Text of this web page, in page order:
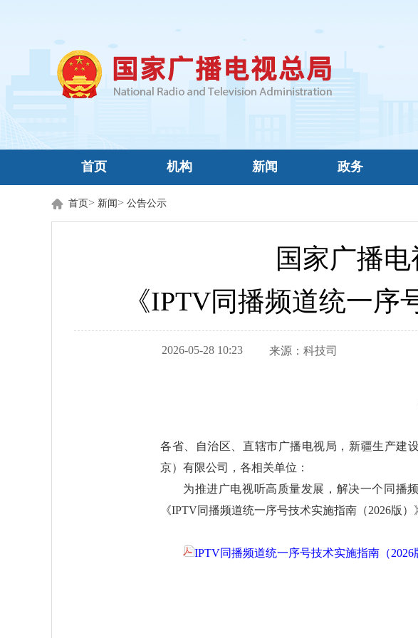
首页 机构 新闻 政务
首页> 新闻 > 公告公示
国家广播
《IPTV同播频道统一
2026-05-28 10:23 来源： 科技司
各省、自治区、直辖市广播电视局，新疆生产建
京）有限公司，各相关单位：
为推进广电视听高质量发展，解决一个同播
《IPTV同播频道统一序号技术实施指南（2026版
IPTV同播频道统一序号技术实施指南（2026